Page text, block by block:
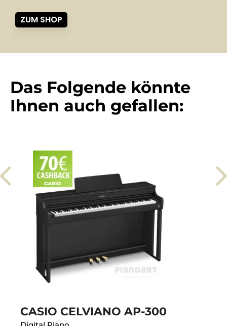
ZUM SHOP
Das Folgende könnte
Ihnen auch gefallen:
CASIO CELVIANO AP-300